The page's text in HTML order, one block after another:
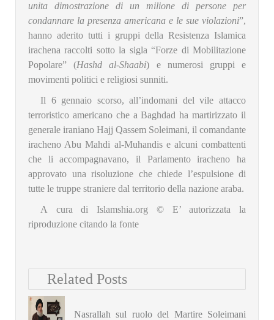
unita dimostrazione di un milione di persone per
condannare la presenza americana e le sue violazioni”,
hanno aderito tutti i gruppi della Resistenza Islamica
irachena raccolti sotto la sigla “Forze di Mobilitazione
Popolare” (Hashd al-Shaabi) e numerosi gruppi e
movimenti politici e religiosi sunniti.
Il 6 gennaio scorso, all’indomani del vile attacco
terroristico americano che a Baghdad ha martirizzato il
generale iraniano Hajj Qassem Soleimani, il comandante
iracheno Abu Mahdi al-Muhandis e alcuni combattenti
che li accompagnavano, il Parlamento iracheno ha
approvato una risoluzione che chiede l’espulsione di
tutte le truppe straniere dal territorio della nazione araba.
A cura di Islamshia.org © E’ autorizzata la
riproduzione citando la fonte
Related Posts
Nasrallah sul ruolo del Martire Soleimani